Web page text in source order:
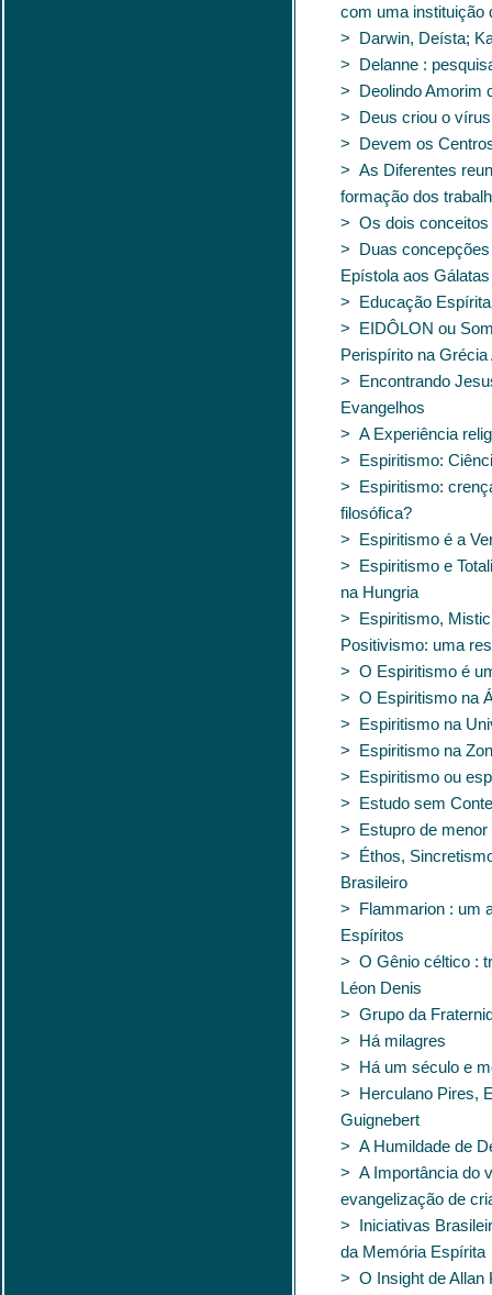
com uma instituição
> Darwin, Deísta;
> Delanne :
> Deolindo Amorim
> Deus criou o
> Devem os
> As Diferentes
formação dos
> Os dois conceitos
> Duas concepções
Epístola aos Gálatas
> Educação
> EIDÔLON ou
Perispírito na Grécia
> Encontrando
Evangelhos
> A Experiência
> Espiritismo:
> Espiritismo:
filosófica?
> Espiritismo é a
> Espiritismo e
na Hungria
> Espiritismo,
Positivismo: uma
> O Espiritismo é
> O Espiritismo na
> Espiritismo na
> Espiritismo na
> Espiritismo ou
> Estudo sem
> Estupro de menor
> Éthos,
Brasileiro
> Flammarion : um
Espíritos
> O Gênio céltico :
Léon Denis
> Grupo da
> Há milagres
> Há um século e
> Herculano Pires,
Guignebert
> A Humildade de
> A Importância do
evangelização de
> Iniciativas
da Memória Espírita
> O Insight de Allan